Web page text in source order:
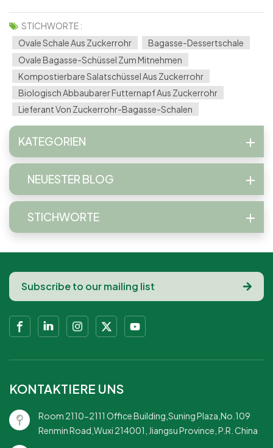
STICHWORTE :
Ovale Schale Aus Zuckerrohr
Bagasse-Dessertschale
Ovale Bagasse-Schüssel Zum Mitnehmen
Kompostierbare Salatschüssel Aus Zuckerrohr
Biologisch Abbaubarer Futternapf Aus Zuckerrohr
Lieferant Von Zuckerrohr-Bagasse-Schalen
KATEGORIEN
NEUESTER BLOG
STICHWORTE
KONTAKTIERE UNS
Room 2110-2111 Office Building,Suning Plaza,No.109
Renmin Road,Wuxi 214001, Jiangsu Province, P.R. China